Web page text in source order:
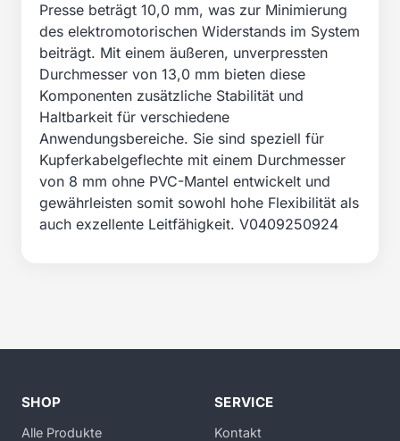
Presse beträgt 10,0 mm, was zur Minimierung
des elektromotorischen Widerstands im System
beiträgt. Mit einem äußeren, unverpressten
Durchmesser von 13,0 mm bieten diese
Komponenten zusätzliche Stabilität und
Haltbarkeit für verschiedene
Anwendungsbereiche. Sie sind speziell für
Kupferkabelgeflechte mit einem Durchmesser
von 8 mm ohne PVC-Mantel entwickelt und
gewährleisten somit sowohl hohe Flexibilität als
auch exzellente Leitfähigkeit. V0409250924
SHOP
Alle Produkte
SERVICE
Kontakt